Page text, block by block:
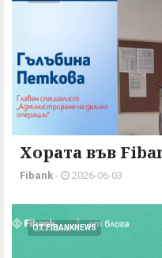
Хората във
Fibank - 2026-06-03
ОТ FIBANKNEWS